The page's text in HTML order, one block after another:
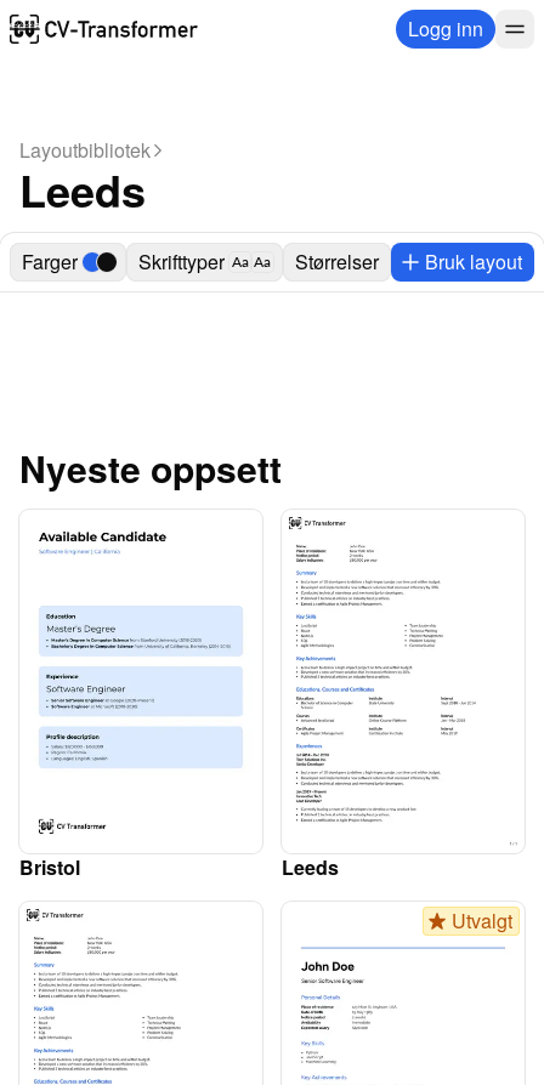
Logg inn
Layoutbibliotek
Leeds
Farger Skrifttyper Aa Aa Størrelser Bruk layout
Nyeste oppsett
Bristol Leeds
Utvalgt